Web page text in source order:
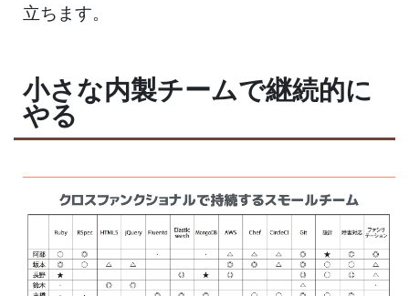
立ちます。
小さな内製チームで継続的に
やる